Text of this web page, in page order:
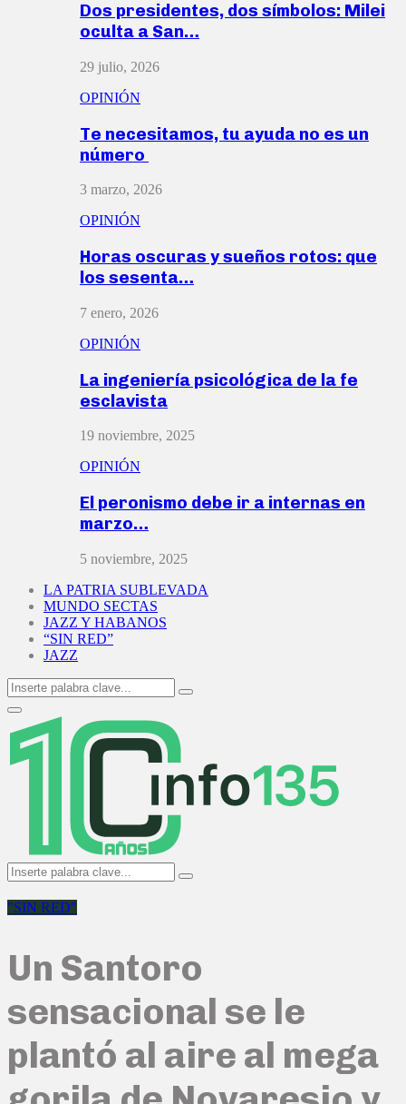
Dos presidentes, dos símbolos: Milei
oculta a San…
29 julio, 2026
OPINIÓN
Te necesitamos, tu ayuda no es un
número
3 marzo, 2026
OPINIÓN
Horas oscuras y sueños rotos: que
los sesenta…
7 enero, 2026
OPINIÓN
La ingeniería psicológica de la fe
esclavista
19 noviembre, 2025
OPINIÓN
El peronismo debe ir a internas en
marzo…
5 noviembre, 2025
LA PATRIA SUBLEVADA
MUNDO SECTAS
JAZZ Y HABANOS
“SIN RED”
JAZZ
Search
for:
Search
Primary
Menu
Search
for:
Search
"SIN RED"
Un Santoro
sensacional se le
plantó al aire al mega